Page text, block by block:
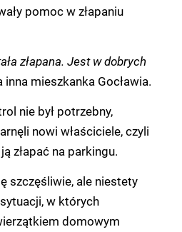
pomoc w złapaniu
złapana. Jest w dobrych
mieszkanka Gocławia.
nie był potrzebny,
nowi właściciele, czyli
złapać na parkingu.
szczęśliwie, ale niestety
w których
domowym